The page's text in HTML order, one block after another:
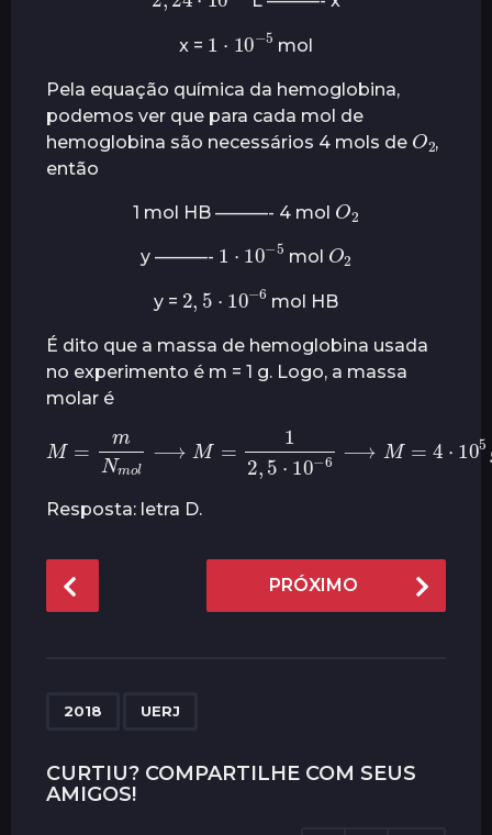
x =
10− 5
mol
Pela equação química da hemoglobina,
podemos ver que para cada mol de
hemoglobina são necessários 4 mols de
O
2
,
então
1 mol HB ———- 4 mol
O
2
y ———-
1 10−5
mol
O
2
y =
2 ,5 10 −
mol HB
É dito que a massa de hemoglobina usada
no experimento é m = 1 g. Logo, a massa
molar é
mN ⟶M ⋅10 M=4 10 g/
Resposta: letra D.
o
i
n
PRÓXIMO
2018 UERJ
CURTIU? COMPARTILHE COM SEUS
AMIGOS!